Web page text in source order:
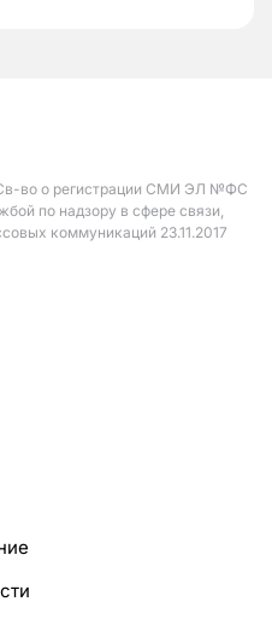
во о регистрации СМИ ЭЛ №ФС
по надзору в сфере связи,
коммуникаций 23.11.2017